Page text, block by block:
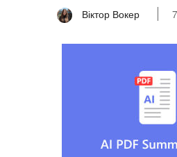
Віктор Вокер